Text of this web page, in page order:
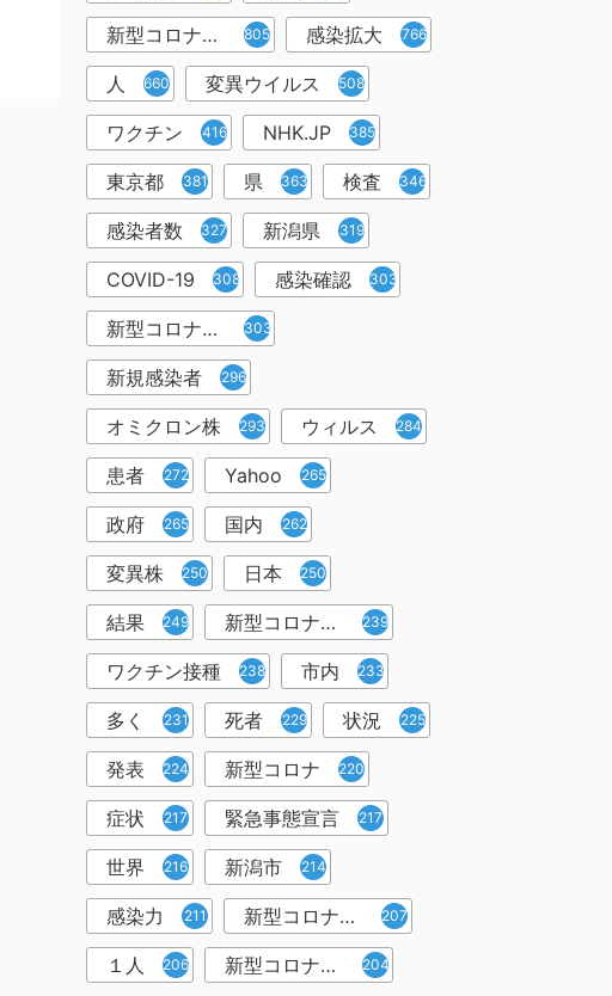
新型コロナウイルス感染 805 感染拡大 766
人 660 変異ウイルス 508
ワクチン 416 NHK.JP 385
東京都 381 県 363 検査 346
感染者数 327 新潟県 319
COVID-19 308 感染確認 303
新型コロナウィルス感染症 303
新規感染者 296
オミクロン株 293 ウィルス 284
患者 272 Yahoo 265
政府 265 国内 262
変異株 250 日本 250
結果 249 新型コロナウイルスワクチン 239
ワクチン接種 238 市内 233
多く 231 死者 229 状況 225
発表 224 新型コロナ 220
症状 217 緊急事態宣言 217
世界 216 新潟市 214
感染力 211 新型コロナウイルス感染者 207
１人 206 新型コロナウイルス対策 204